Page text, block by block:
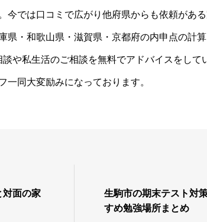
今では口コミで広がり他府県からも依頼があ
県・和歌山県・滋賀県・京都府の内申点の計
や私生活のご相談を無料でアドバイスをして
一同大変励みになっております。
対面の家
生駒市の期末テスト対
すめ勉強場所まとめ